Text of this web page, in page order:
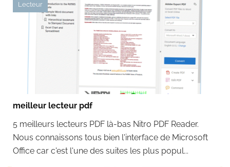
Lecteur
meilleur lecteur pdf
5 meilleurs lecteurs PDF là-bas Nitro PDF Reader.
Nous connaissons tous bien l'interface de Microsoft
Office car c'est l'une des suites les plus popul...